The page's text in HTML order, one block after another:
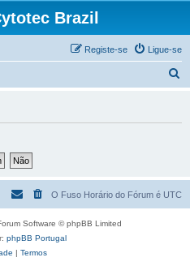
Brazil
Ligue-se
Registe-se
a
O Fuso Horário do Fórum é UTC
Software © phpBB Limited
phpBB Portugal
| Termos